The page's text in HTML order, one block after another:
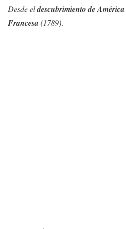
Desde eldescubrimiento de América
Francesa(1789).